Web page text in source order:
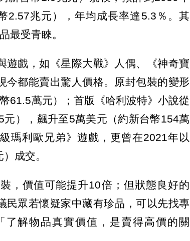
2.57兆元），年均成長率達5.3％。其
最受青睞。
遊戲，如《星際大戰》人偶、《神奇寶
今都能賣出驚人價格。原封包裝的變形
61.5萬元）；首版《哈利波特》小說從
），飆升至5萬美元（約新台幣154萬
瑪利歐兄弟》遊戲，更曾在2021年以
成交。
，價值可能提升10倍；但狀態良好的
民眾若懷疑家中藏有珍品，可以先找專
解物品真實價值，是賣得高價的關